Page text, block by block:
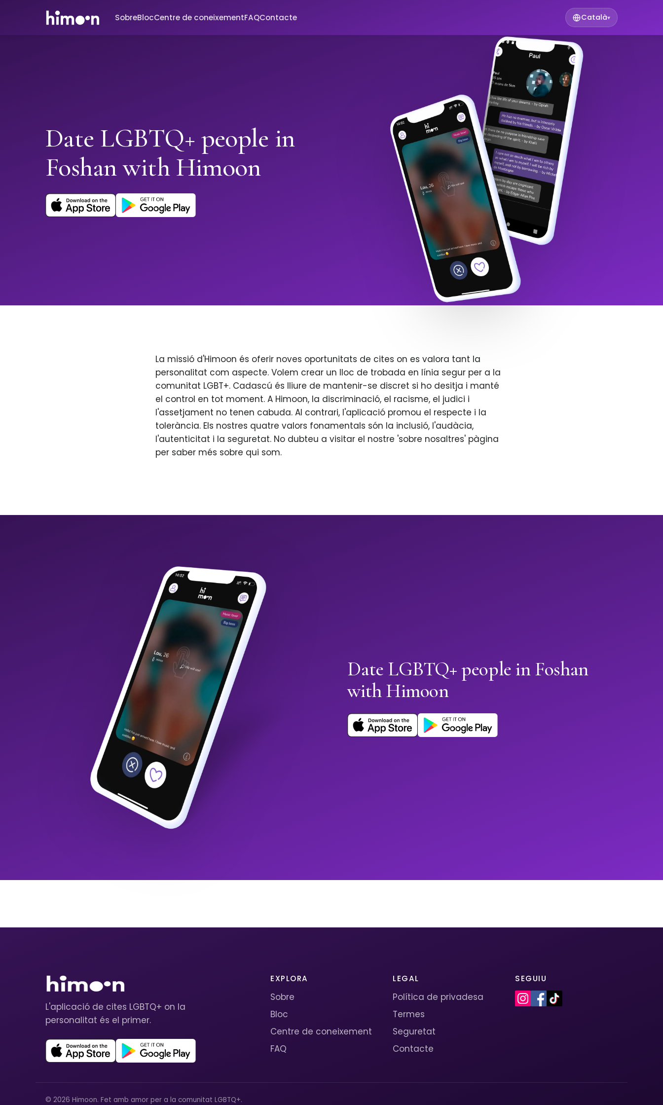
SobreBlocCentre de coneixementFAQContacte Català▾
Date LGBTQ+ people in
Foshan with Himoon
La missió d'Himoon és oferir noves oportunitats de cites on es valora tant la
personalitat com aspecte. Volem crear un lloc de trobada en línia segur per a la
comunitat LGBT+. Cadascú és lliure de mantenir-se discret si ho desitja i manté
el control en tot moment. A Himoon, la discriminació, el racisme, el judici i
l'assetjament no tenen cabuda. Al contrari, l'aplicació promou el respecte i la
tolerància. Els nostres quatre valors fonamentals són la inclusió, l'audàcia,
l'autenticitat i la seguretat. No dubteu a visitar el nostre 'sobre nosaltres' pàgina
per saber més sobre qui som.
Date LGBTQ+ people in Foshan
with Himoon
L'aplicació de cites LGBTQ+ on la
personalitat és el primer.
EXPLORA
Sobre
Bloc
Centre de coneixement
FAQ
LEGAL
Política de privadesa
Termes
Seguretat
Contacte
SEGUIU
© 2026 Himoon. Fet amb amor per a la comunitat LGBTQ+.